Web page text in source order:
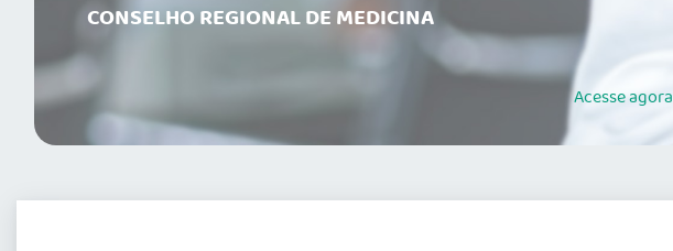
CONSELHO REGIONAL DE MEDICINA
Acesseagora